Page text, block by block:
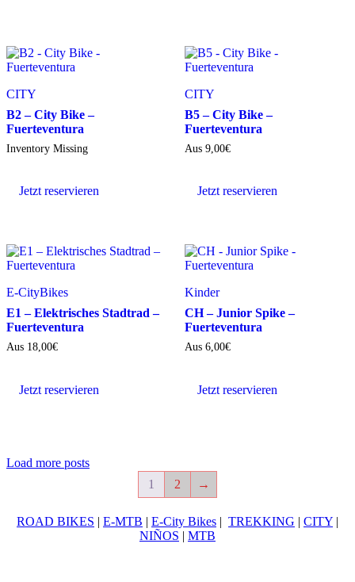
CITY
B2 – City Bike –
Fuerteventura
Inventory Missing
Jetzt reservieren
CITY
B5 – City Bike –
Fuerteventura
Aus 9,00€
Jetzt reservieren
E-CityBikes
E1 – Elektrisches Stadtrad –
Fuerteventura
Aus 18,00€
Jetzt reservieren
Kinder
CH – Junior Spike –
Fuerteventura
Aus 6,00€
Jetzt reservieren
Load more posts
1
2 →
ROAD BIKES | E-MTB | E-City Bikes | TREKKING | CITY |
NIÑOS | MTB